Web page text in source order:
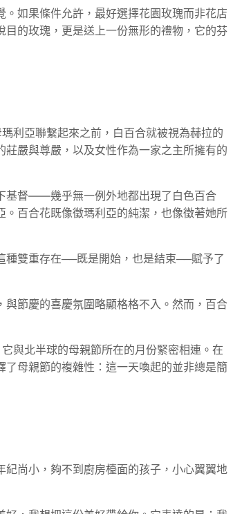
如果條件允許，最好選擇花園玫瑰而非花店
的玫瑰，更是送上一份無形的禮物，它的芬
亞聯繫起來之前，白百合就被視為赫拉的
嚴與尊嚴，以及女性作為一家之主所擁有的
基督——幾乎無一例外地都出現了白色百合
百合花既像徵瑪利亞的純潔，也像徵著她所
雙重存在──既是開始，也是結束──賦予了
節慶的喜慶氛圍略顯格格不入。然而，百合
與北半球的母親節所在的月份緊密相連。在
母親節的複雜性：這一天喚起的並非總是簡
尚小，夠不到廚房檯面的孩子，小心翼翼地